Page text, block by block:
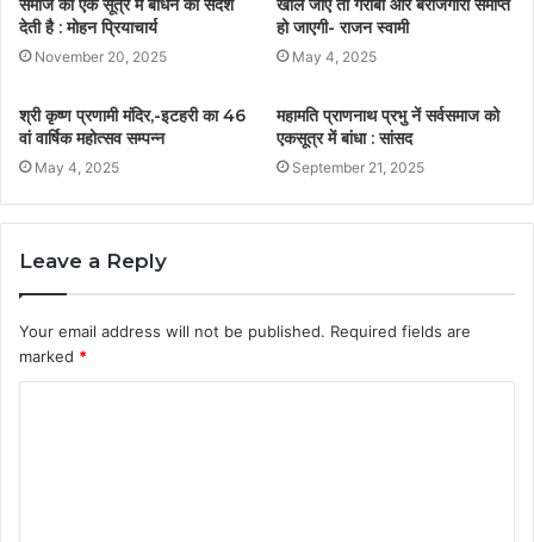
समाज को एक सूत्र में बाँधने का संदेश
देती है : मोहन प्रियाचार्य
November 20, 2025
खोले जाएं तो गरीबी और बेरोजगारी समाप्त
हो जाएगी- राजन स्वामी
May 4, 2025
श्री कृष्ण प्रणामी मंदिर,-इटहरी का 46
वां वार्षिक महोत्सव सम्पन्न
May 4, 2025
महामति प्राणनाथ प्रभु नें सर्वसमाज को
एकसूत्र में बांधा : सांसद
September 21, 2025
Leave a Reply
Your email address will not be published. Required fields are
marked *